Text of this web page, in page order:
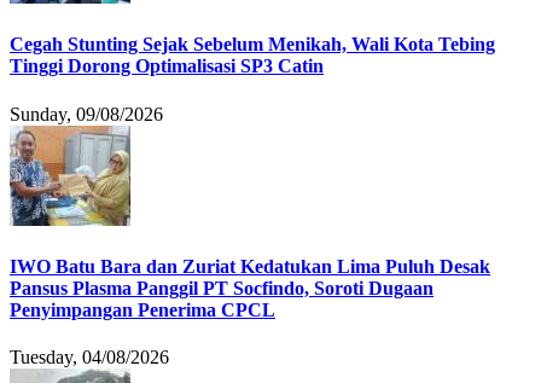
Cegah Stunting Sejak Sebelum Menikah, Wali Kota Tebing
Tinggi Dorong Optimalisasi SP3 Catin
Sunday, 09/08/2026
IWO Batu Bara dan Zuriat Kedatukan Lima Puluh Desak
Pansus Plasma Panggil PT Socfindo, Soroti Dugaan
Penyimpangan Penerima CPCL
Tuesday, 04/08/2026